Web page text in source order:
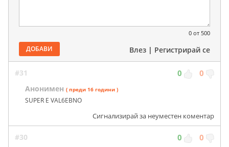
0 от 500
ДОБАВИ Влез | Регистрирай се
#31 0 0
Анонимен ( преди 16 години )
SUPER E VAL6EBNO
Сигнализирай за неуместен коментар
#30 0 0